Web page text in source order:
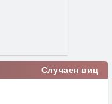
Случаен виц